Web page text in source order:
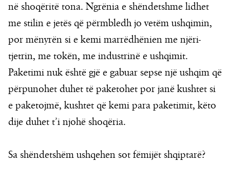
në shoqëritë tona. Ngrënia e shëndetshme lidhet
me stilin e jetës që përmbledh jo vetëm ushqimin,
por mënyrën si e kemi marrëdhënien me njëri-
tjetrin, me tokën, me industrinë e ushqimit.
Paketimi nuk është gjë e gabuar sepse një ushqim që
përpunohet duhet të paketohet por janë kushtet si
e paketojmë, kushtet që kemi para paketimit, këto
dije duhet t’i njohë shoqëria.
Sa shëndetshëm ushqehen sot fëmijët shqiptarë?